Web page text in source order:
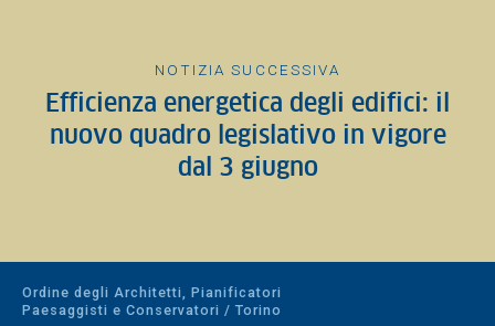
NOTIZIA SUCCESSIVA
Efficienza energetica degli edifici: il
nuovo quadro legislativo in vigore
dal 3 giugno
Ordine degli Architetti, Pianificatori
Paesaggisti e Conservatori / Torino